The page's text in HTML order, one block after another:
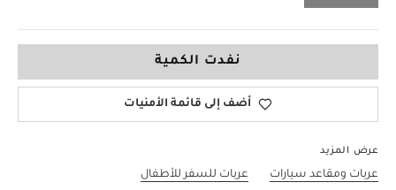
نفدت الكمية
أضف إلى قائمة الأمنيات
عرض المزيد
عربات ومقاعد سيارات
عربات للسفر للأطفال